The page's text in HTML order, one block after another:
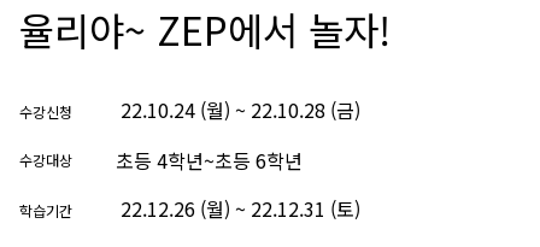
율리야~ ZEP에서 놀자!
수강신청 22.10.24 (월) ~ 22.10.28 (금)
수강대상 초등 4학년~초등 6학년
학습기간 22.12.26 (월) ~ 22.12.31 (토)